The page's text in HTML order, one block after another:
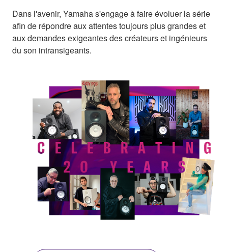
Dans l'avenir, Yamaha s'engage à faire évoluer la série
afin de répondre aux attentes toujours plus grandes et
aux demandes exigeantes des créateurs et ingénieurs
du son intransigeants.